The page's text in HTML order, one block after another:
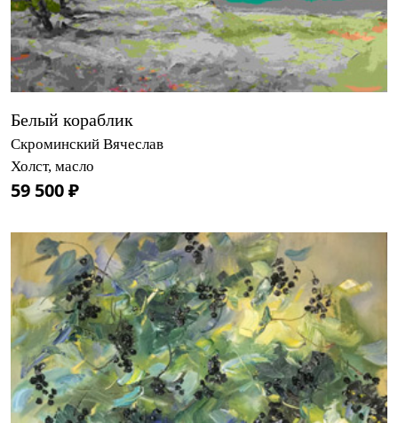
Белый кораблик
Скроминский Вячеслав
Холст, масло
59 500 ₽